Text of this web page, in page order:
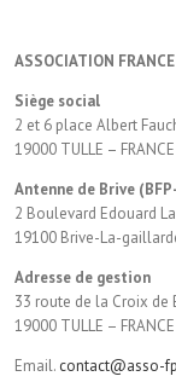
ASSOCIATION
Siège social
2 et 6 place Albert
19000 TULLE – FRANCE
Antenne de Brive
2 Boulevard Edouard
19100 Brive-La-
Adresse de gestion
33 route de la Croix de
19000 TULLE – FRANCE
Email. contact@asso-